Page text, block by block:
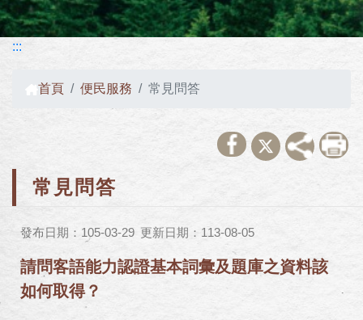
:::
首頁 便民服務 常見問答
常見問答
發布日期：105-03-29 更新日期：113-08-05
請問客語能力認證基本詞彙及題庫之資料該
如何取得？